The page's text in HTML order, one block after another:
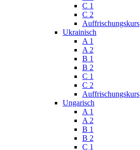
C 1
C 2
Auffrischungskurs
Ukrainisch
A 1
A 2
B 1
B 2
C 1
C 2
Auffrischungskurs
Ungarisch
A 1
A 2
B 1
B 2
C 1